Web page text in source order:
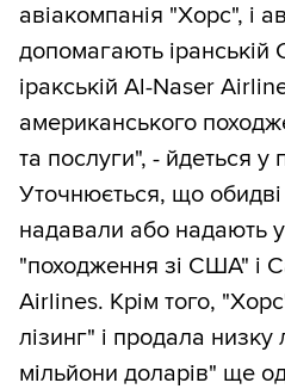
авіакомпанія "Хорс", і
допомагають іранській
іракській Al-Naser
американського
та послуги", - йдеться у
Уточнюється, що обидві
надавали або надають у
"походження зі США" і
Airlines. Крім того,
лізинг" і продала низку
мільйони доларів" ще